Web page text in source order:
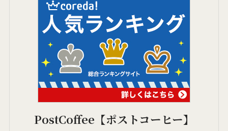
PostCoffee【ポストコーヒー】